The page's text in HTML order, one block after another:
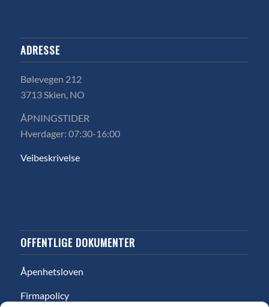
ADRESSE
Bølevegen 212
3713 Skien, NO
ÅPNINGSTIDER
Hverdager: 07:30-16:00
Veibeskrivelse
OFFENTLIGE DOKUMENTER
Åpenhetsloven
Firmapolicy